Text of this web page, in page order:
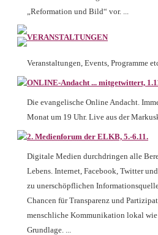
„Reformation und Bild“ vor. ...
VERANSTALTUNGEN
Veranstaltungen, Events, Programme
ONLINE-Andacht ... mitgetwittert,
Die evangelische Online Andacht.
Monat um 19 Uhr. Live aus der
2. Medienforum der ELKB, 5.-6.11.
Digitale Medien durchdringen alle
Lebens. Internet, Facebook, Twitter
zu unerschöpflichen
Chancen für Transparenz und
menschliche Kommunikation lokal
Grundlage. ...